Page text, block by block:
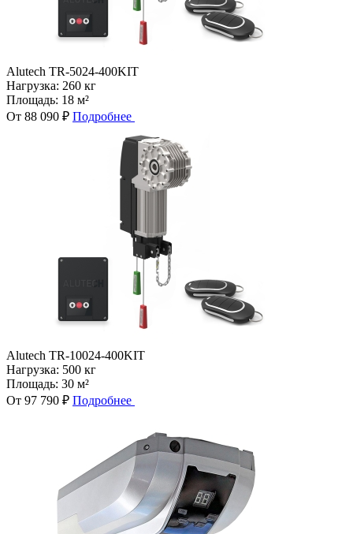
Alutech TR-5024-400KIT
Нагрузка: 260 кг
Площадь: 18 м²
От 88 090 ₽ Подробнее
Alutech TR-10024-400KIT
Нагрузка: 500 кг
Площадь: 30 м²
От 97 790 ₽ Подробнее